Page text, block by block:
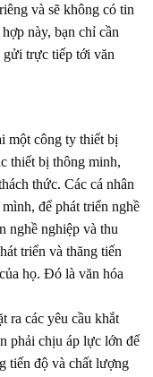
và sẽ không có tin
này, bạn chỉ cần
trực tiếp tới văn
một công ty thiết bị
thiết bị thông minh,
thức. Các cá nhân
để phát triển nghề
nghề nghiệp và thu
triển và thăng tiến
họ. Đó là văn hóa
ra các yêu cầu khắt
phải chịu áp lực lớn để
tiến độ và chất lượng